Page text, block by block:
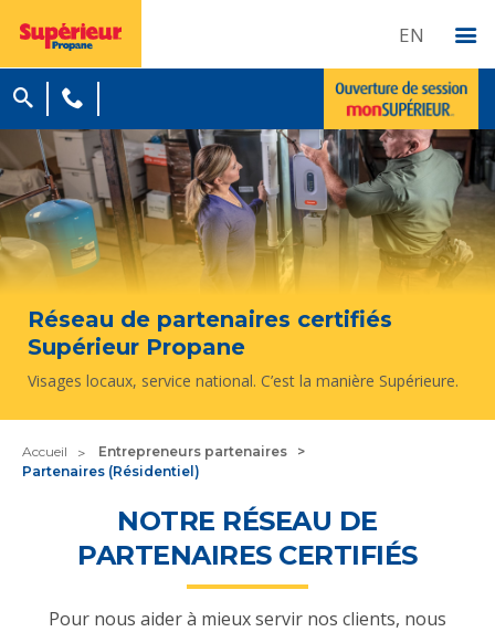
EN
Réseau de partenaires certifiés
Supérieur Propane
Visages locaux, service national. C’est la manière Supérieure.
Accueil
Entrepreneurs partenaires
Partenaires (Résidentiel)
NOTRE RÉSEAU DE
PARTENAIRES CERTIFIÉS
Pour nous aider à mieux servir nos clients, nous